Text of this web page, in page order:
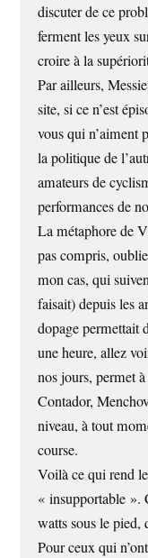
discuter de ce
ferment les yeux
croire à la
Par ailleurs,
site, si ce n’est
vous qui n’aiment
la politique de
amateurs de
performances de
La métaphore de
pas compris,
mon cas, qui
faisait) depuis les
dopage permettait
une heure, allez
nos jours, permet
Contador,
niveau, à tout
course.
Voilà ce qui rend
« insupportable ».
watts sous le pied,
Pour ceux qui